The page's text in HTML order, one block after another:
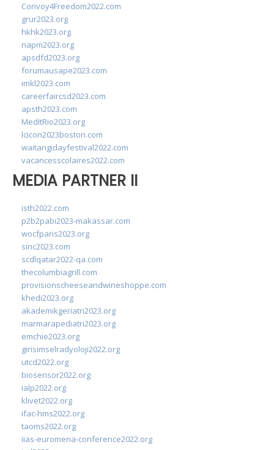
Convoy4Freedom2022.com
grur2023.org
hkhk2023.org
napm2023.org
apsdfd2023.org
forumausape2023.com
imkl2023.com
careerfaircsd2023.com
apsth2023.com
MedItRio2023.org
lcicon2023boston.com
waitangidayfestival2022.com
vacancesscolaires2022.com
MEDIA PARTNER II
isth2022.com
p2b2pabi2023-makassar.com
wocfparis2023.org
sinc2023.com
scdlqatar2022-qa.com
thecolumbiagrill.com
provisionscheeseandwineshoppe.com
khedi2023.org
akademikgeriatri2023.org
marmarapediatri2023.org
emchie2023.org
girisimselradyoloji2022.org
utcd2022.org
biosensor2022.org
ialp2022.org
klivet2022.org
ifac-hms2022.org
taoms2022.org
iias-euromena-conference2022.org